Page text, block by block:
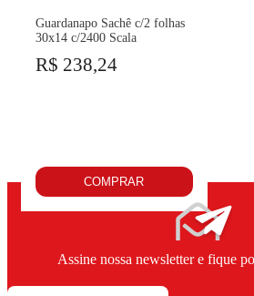
Guardanapo Sachê c/2 folhas
30x14 c/2400 Scala
R$ 238,24
COMPRAR
Assine nossa newsletter e fique